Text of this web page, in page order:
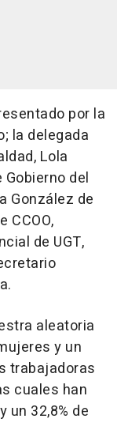
por la
la delegada
Lola
del
González de
CCOO,
de UGT,
aleatoria
y un
trabajadoras
cuales han
un 32,8% de